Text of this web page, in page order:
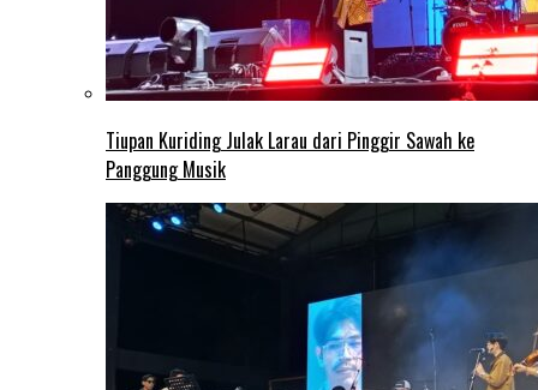
Tiupan Kuriding Julak Larau dari Pinggir Sawah ke
Panggung Musik